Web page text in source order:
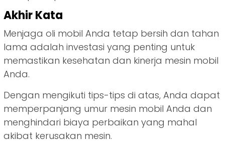
Akhir Kata
Menjaga oli mobil Anda tetap bersih dan tahan
lama adalah investasi yang penting untuk
memastikan kesehatan dan kinerja mesin mobil
Anda.
Dengan mengikuti tips-tips di atas, Anda dapat
memperpanjang umur mesin mobil Anda dan
menghindari biaya perbaikan yang mahal
akibat kerusakan mesin.